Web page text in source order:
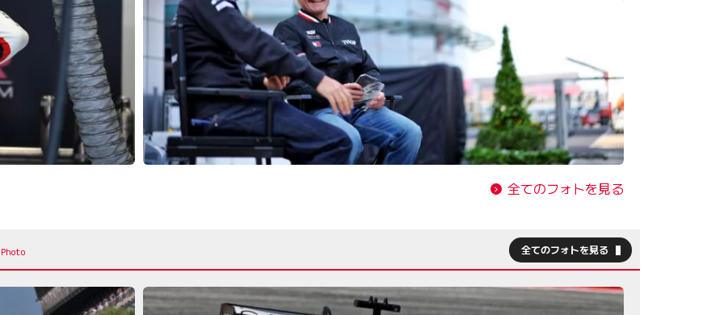
全てのフォトを見る
全てのフォトを見る